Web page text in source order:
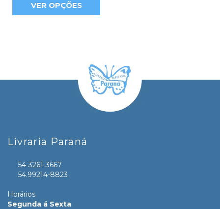
VER OPÇÕES
Livraria Paraná
54-3261-3667
54.99214-8823
Horários
Segunda á Sexta